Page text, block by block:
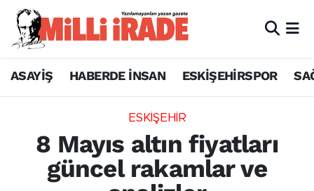
ASAYİŞ HABERDE İNSAN ESKİŞEHİRSPOR
ESKİŞEHİR
8 Mayıs altın fiyatları
güncel rakamlar ve